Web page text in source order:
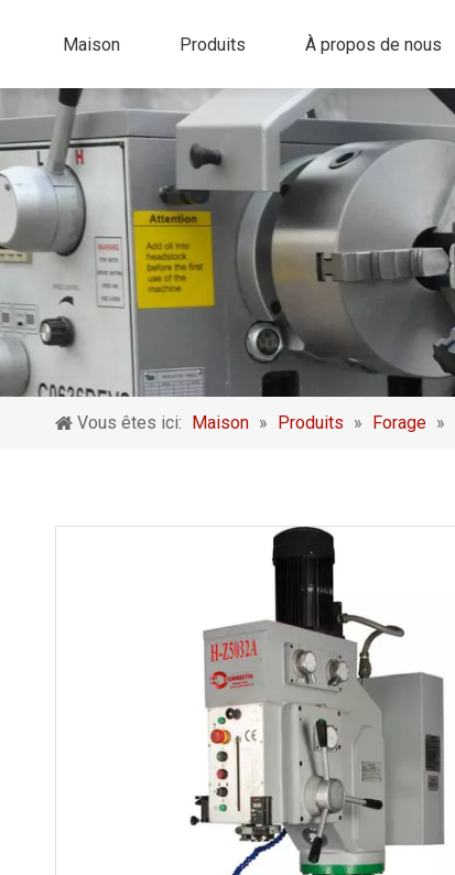
Maison Produits À propos de nous
Vous êtes ici: Maison » Produits » Forage »